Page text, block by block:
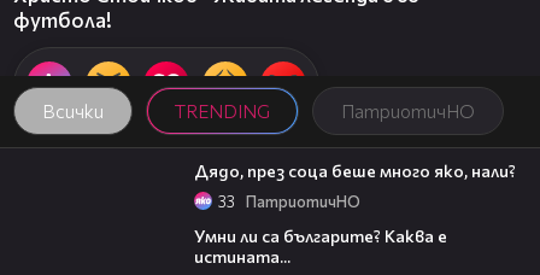
Всички TRENDING ПатриотичНО
футбола!
03:15
Дядо, през соца беше много яко, нали?
33 ПатриотичНО
Умни ли са българите? Каква е
истината...